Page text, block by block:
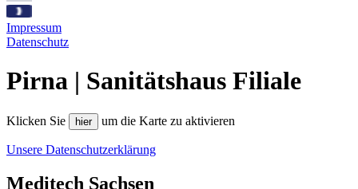
Impressum
Datenschutz
Pirna | Sanitätshaus Filiale
Klicken Sie hier um die Karte zu aktivieren
Unsere Datenschutzerklärung
Meditech Sachsen